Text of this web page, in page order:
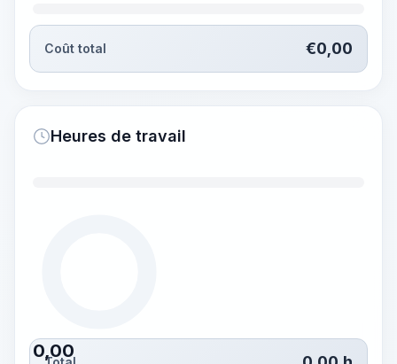
Coût total €0,00
Heures de travail
0,00